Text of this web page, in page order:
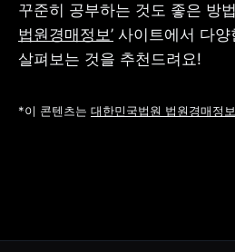
꾸준히 공부하는 것도 좋은 방
법원경매정보’ 사이트에서 다
살펴보는 것을 추천드려요!
*이 콘텐츠는 대한민국법원 법원경매정보